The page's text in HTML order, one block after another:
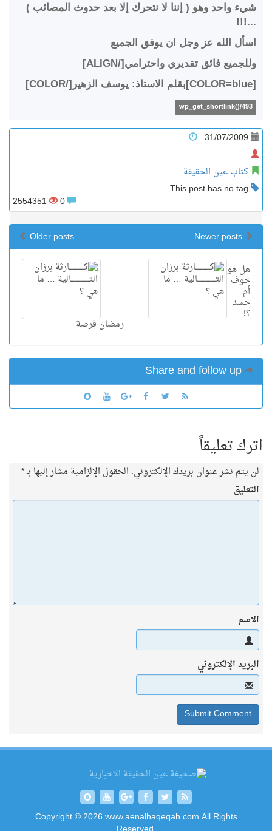
شيء واحد وهو ( إننا لا نتحرك إلا بعد حدوث المصائب )
...!!!
اسأل الله عز وجل ان يوفق الجميع
وللجميع فائق تقديري واحترامي[/ALIGN]
[COLOR=blue]بقلم الاستاذ: يوسف الزهير[/COLOR]
wp_get_shortlink()/493
31/07/2009
كتاب عين الحقيقة
2554351
Older posts
رمضان فرصة
هل هو
خوف
أم
حسد
؟!
اترك تعليقاً
لن يتم نشر عنوان بريدك الإلكتروني. الحقول الإلزامية مشار إليها بـ*
التعليق
الاسم
البريد الإلكتروني
Copyright © 2026 www.aenalhaqeqah.com All Rights